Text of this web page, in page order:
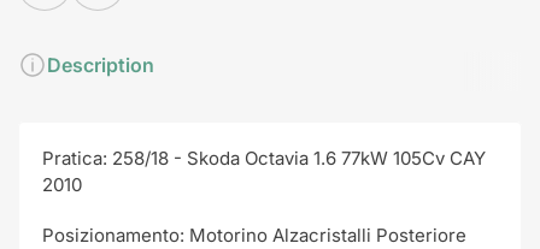
Description
Pratica: 258/18 - Skoda Octavia 1.6 77kW 105Cv CAY
2010
Posizionamento: Motorino Alzacristalli Posteriore